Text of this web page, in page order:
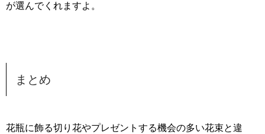
が選んでくれますよ。
まとめ
花瓶に飾る切り花やプレゼントする機会の多い花束と違